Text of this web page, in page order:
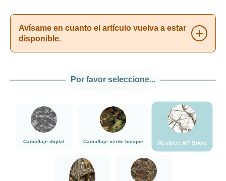
Avísame en cuanto el artículo vuelva a estar
disponible.
Por favor seleccione...
Camuflaje digital
###Camuflaje digital###LensCoat
Camuflaje verde bosque
###Camuflaje verde bosque###LensCoat
Realtree AP Snow
###Realtree AP
###Realtree Edge###LensCoat###Realtree Max5###LensCoat